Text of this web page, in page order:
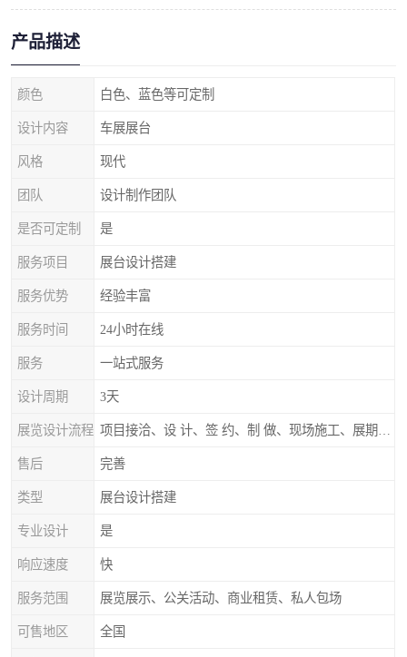
产品描述
颜色 白色、蓝色等可定制
设计内容 车展展台
风格 现代
团队 设计制作团队
是否可定制 是
服务项目 展台设计搭建
服务优势 经验丰富
服务时间 24小时在线
服务 一站式服务
设计周期 3天
展览设计流程
售后 完善
类型 展台设计搭建
专业设计 是
响应速度 快
服务范围 展览展示、公关活动、商业租赁、私人包场
可售地区 全国